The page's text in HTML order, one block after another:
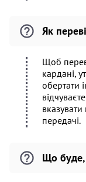
Як
Щоб
кардані,
обертати
передачі.
Що буде,